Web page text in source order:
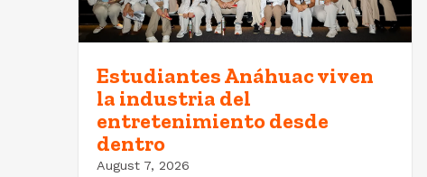
Estudiantes Anáhuac viven
la industria del
entretenimiento desde
dentro
August 7, 2026